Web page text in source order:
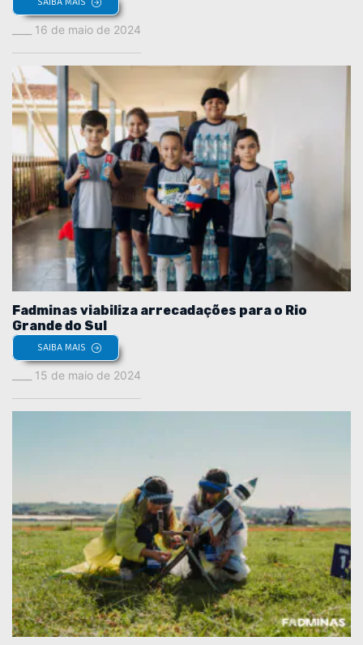
16 de maio de 2024
Fadminas viabiliza arrecadações para o Rio
Grande do Sul
SAIBA MAIS
15 de maio de 2024